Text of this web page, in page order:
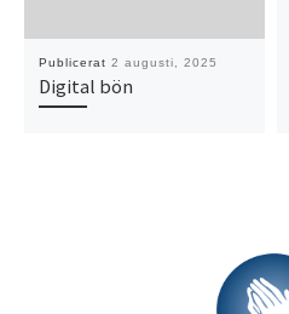
Publicerat 2 augusti, 2025
Digital bön